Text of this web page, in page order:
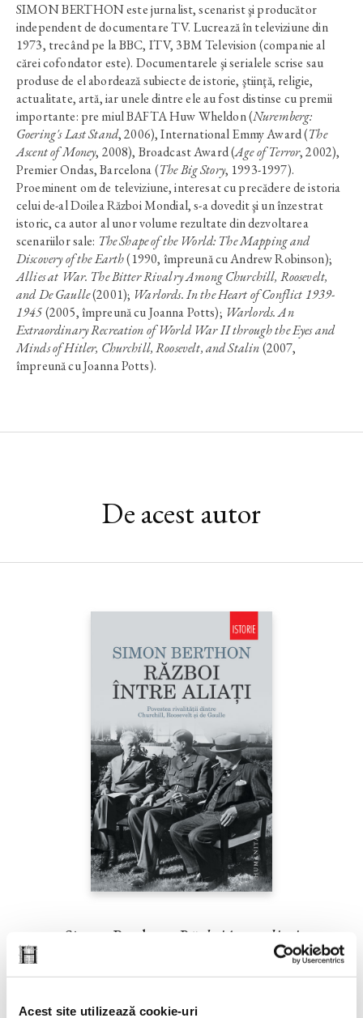
Acest site utilizează cookie-uri
SIMON BERTHON este jurnalist, scenarist şi producător
independent de documentare TV. Lucrează în televiziune din
1973, trecând pe la BBC, ITV, 3BM Television (companie al
cărei cofondator este). Documentarele şi serialele scrise sau
produse de el abordează subiecte de istorie, ştiinţă, religie,
actualitate, artă, iar unele dintre ele au fost distinse cu premii
importante: pre miul BAFTA Huw Wheldon (Nuremberg:
Goering's Last Stand, 2006), International Emmy Award (The
Ascent of Money, 2008), Broadcast Award (Age of Terror, 2002),
Premier Ondas, Barcelona (The Big Story, 1993-1997).
Proeminent om de televiziune, interesat cu precădere de istoria
celui de-al Doilea Război Mondial, s-a dovedit şi un înzestrat
istoric, ca autor al unor volume rezultate din dezvoltarea
scenariilor sale: The Shape of the World: The Mapping and
Discovery of the Earth(1990, împreună cu Andrew Robinson);
Allies at War. The Bitter Rivalry Among Churchill, Roosevelt,
and De Gaulle(2001); Warlords. In the Heart of Conflict 1939-
1945(2005, împreună cu Joanna Potts); Warlords. An
Extraordinary Recreation of World War II through the Eyes and
Minds of Hitler, Churchill, Roosevelt, and Stalin(2007,
împreună cu Joanna Potts).
De acest autor
Simon Berthon, Război între aliaţi